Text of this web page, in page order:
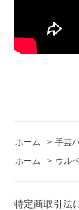
ホーム > 手芸
ホーム
> ウル
特定商取引法